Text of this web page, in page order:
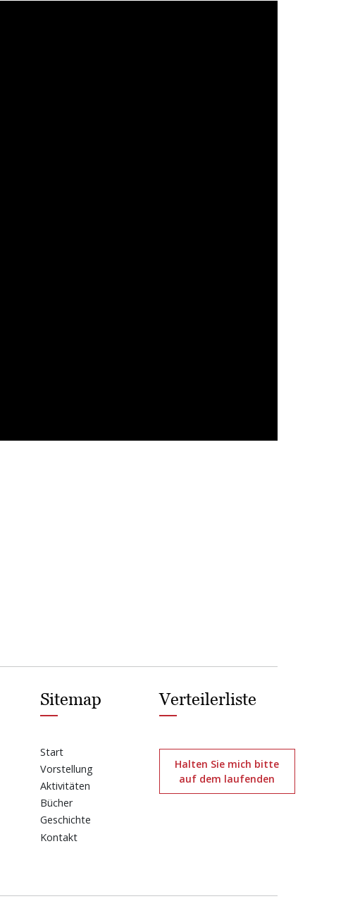
Sitemap
Start
Vorstellung
Aktivitäten
Bücher
Geschichte
Kontakt
Verteilerliste
Halten Sie mich bitte
auf dem laufenden